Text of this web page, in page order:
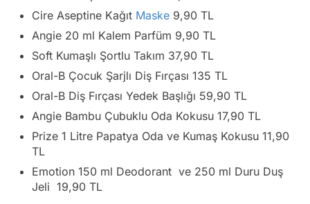
Cire Aseptine Kağıt Maske 9,90 TL
Angie 20 ml Kalem Parfüm 9,90 TL
Soft Kumaşlı Şortlu Takım 37,90 TL
Oral-B Çocuk Şarjlı Diş Fırçası 135 TL
Oral-B Diş Fırçası Yedek Başlığı 59,90 TL
Angie Bambu Çubuklu Oda Kokusu 17,90 TL
Prize 1 Litre Papatya Oda ve Kumaş Kokusu 11,90
TL
Emotion 150 ml Deodorant ve 250 ml Duru Duş
Jeli 19,90 TL